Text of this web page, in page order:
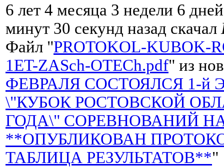
6 лет 4 месяца 3 недели 6
минут 30 секунд назад скачал
Файл "PROTOKOL-KUBOK-
1ET-ZASch-OTECh.pdf" из
ФЕВРАЛЯ СОСТОЯЛСЯ 1-й
\"КУБОК РОСТОВСКОЙ
ГОДА\" СОРЕВНОВАНИЙ
**ОПУБЛИКОВАН
ТАБЛИЦА РЕЗУЛЬТАТОВ**"